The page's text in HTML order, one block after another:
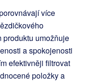
více
produktu umožňuje
a spokojenosti
efektivněji filtrovat
položky a